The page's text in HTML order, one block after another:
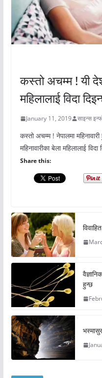
कस्तो अचम्म ! यी
महिलालाई विदा
January 11, 2019 साइन्स
कस्तो अचम्म ! नेपालमा
महिनावारीका बेला महिलालाई विदा
Share this:
हुन्छ